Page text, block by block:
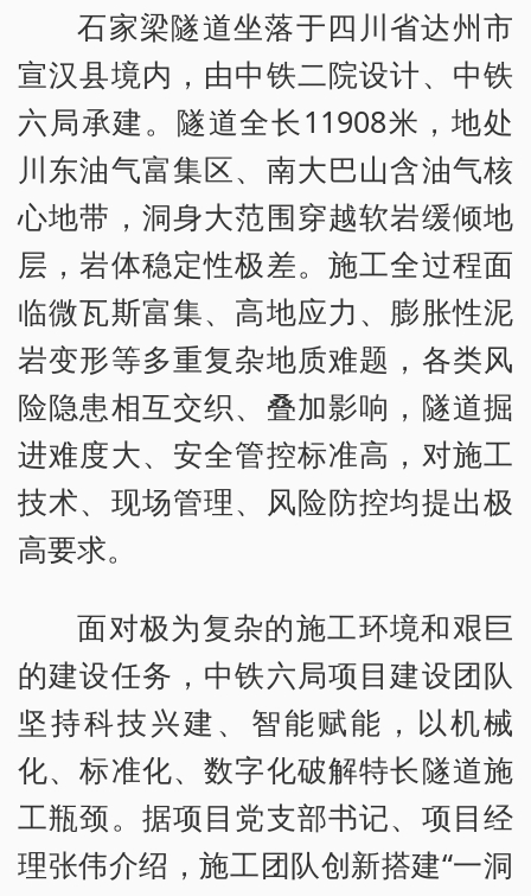
石家梁隧道坐落于四川省达州市
宣汉县境内，由中铁二院设计、中铁
六局承建。隧道全长11908米，地处
川东油气富集区、南大巴山含油气核
心地带，洞身大范围穿越软岩缓倾地
层，岩体稳定性极差。施工全过程面
临微瓦斯富集、高地应力、膨胀性泥
岩变形等多重复杂地质难题，各类风
险隐患相互交织、叠加影响，隧道掘
进难度大、安全管控标准高，对施工
技术、现场管理、风险防控均提出极
高要求。
面对极为复杂的施工环境和艰巨
的建设任务，中铁六局项目建设团队
坚持科技兴建、智能赋能，以机械
化、标准化、数字化破解特长隧道施
工瓶颈。据项目党支部书记、项目经
理张伟介绍，施工团队创新搭建“一洞